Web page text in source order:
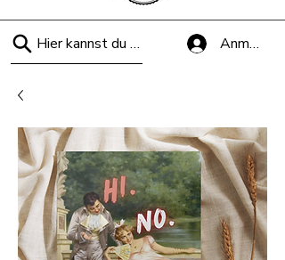
Hier kannst du suchen! Anmelden